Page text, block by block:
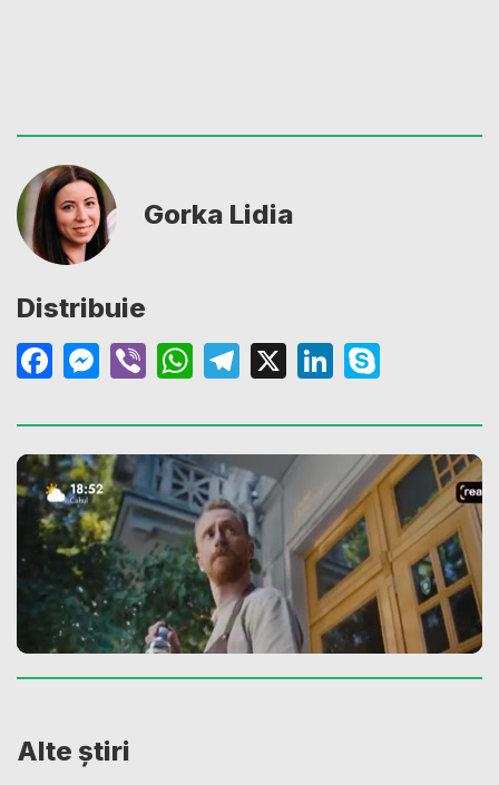
Gorka Lidia
Distribuie
Facebook
Messenger
ViberWhatsApp
Telegram
X LinkedIn
Alte știri